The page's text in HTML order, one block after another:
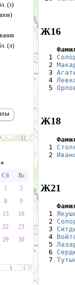
(з)
(л)
Сб
Вс
1
2
8
9
15
16
22
23
29
30
Ж16
1
  2
  3
  4
  5
Ж18
1
  2
Ж21
1
  2
  3
  4
  5
  6
  7